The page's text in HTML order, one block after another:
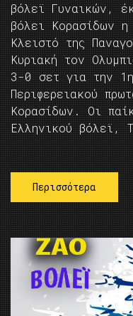
βόλεϊ Γυναικών,
βόλει Κορασίδων
Κλειστό της
Κυριακή τον
3-0 σετ για την
Περιφερειακού
Κορασίδων. Οι
Ελληνικού βόλεϊ,
Περισσότερα